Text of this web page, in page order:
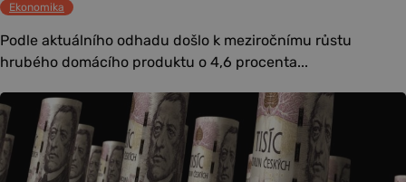
Ekonomika
Podle aktuálního odhadu došlo k meziročnímu růstu
hrubého domácího produktu o 4,6 procenta...